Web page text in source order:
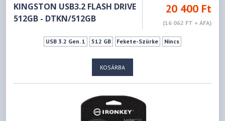
KINGSTON USB3.2 FLASH DRIVE
512GB - DTKN/512GB
20 400 Ft
(16 062 FT + ÁFA)
USB 3.2 Gen. 1 512 GB Fekete-Szürke Nincs
KOSÁRBA